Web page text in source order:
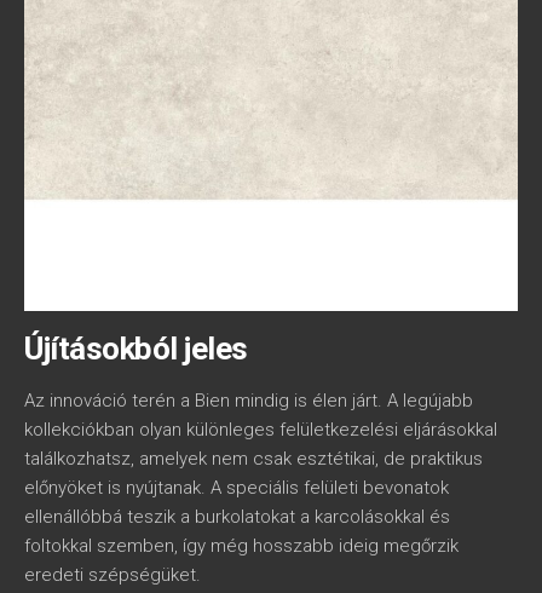
Újításokból jeles
Az innováció terén a Bien mindig is élen járt. A legújabb
kollekciókban olyan különleges felületkezelési eljárásokkal
találkozhatsz, amelyek nem csak esztétikai, de praktikus
előnyöket is nyújtanak. A speciális felületi bevonatok
ellenállóbbá teszik a burkolatokat a karcolásokkal és
foltokkal szemben, így még hosszabb ideig megőrzik
eredeti szépségüket.